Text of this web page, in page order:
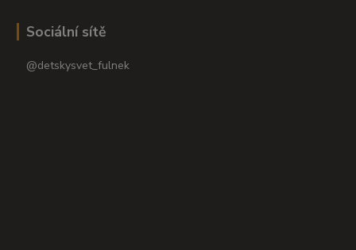
Sociální sítě
@detskysvet_fulnek